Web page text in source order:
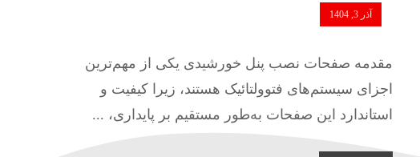
آذر 3, 1404
مقدمه صفحات نصب پنل خورشیدی یکی از مهم‌ترین
اجزای سیستم‌های فتوولتائیک هستند، زیرا کیفیت و
استاندارد این صفحات به‌طور مستقیم بر پایداری، ...